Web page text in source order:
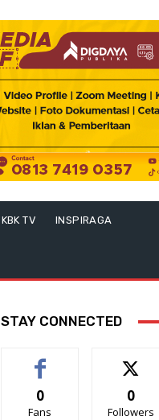
KBK TV INSPIRAGA
STAY CONNECTED
0
Fans
0
Followers